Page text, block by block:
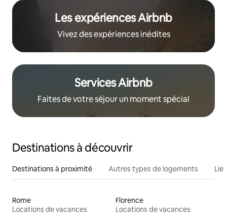
Les expériences Airbnb
Vivez des expériences inédites
Services Airbnb
Faites de votre séjour un moment spécial
Destinations à découvrir
Destinations à proximité Autres types de logements
Rome
Locations de vacances
Florence
Locations de vacances